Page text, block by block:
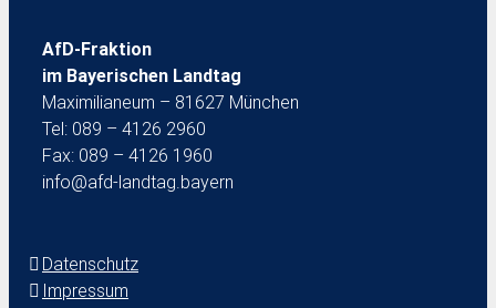
AfD-Fraktion
im Bayerischen Landtag
Maximilianeum – 81627 München
Tel: 089 – 4126 2960
Fax: 089 – 4126 1960
info@afd-landtag.bayern
Datenschutz
Impressum